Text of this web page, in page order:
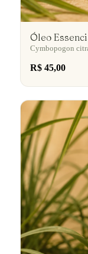
Óleo
Cymbopogon
R$ 45,00